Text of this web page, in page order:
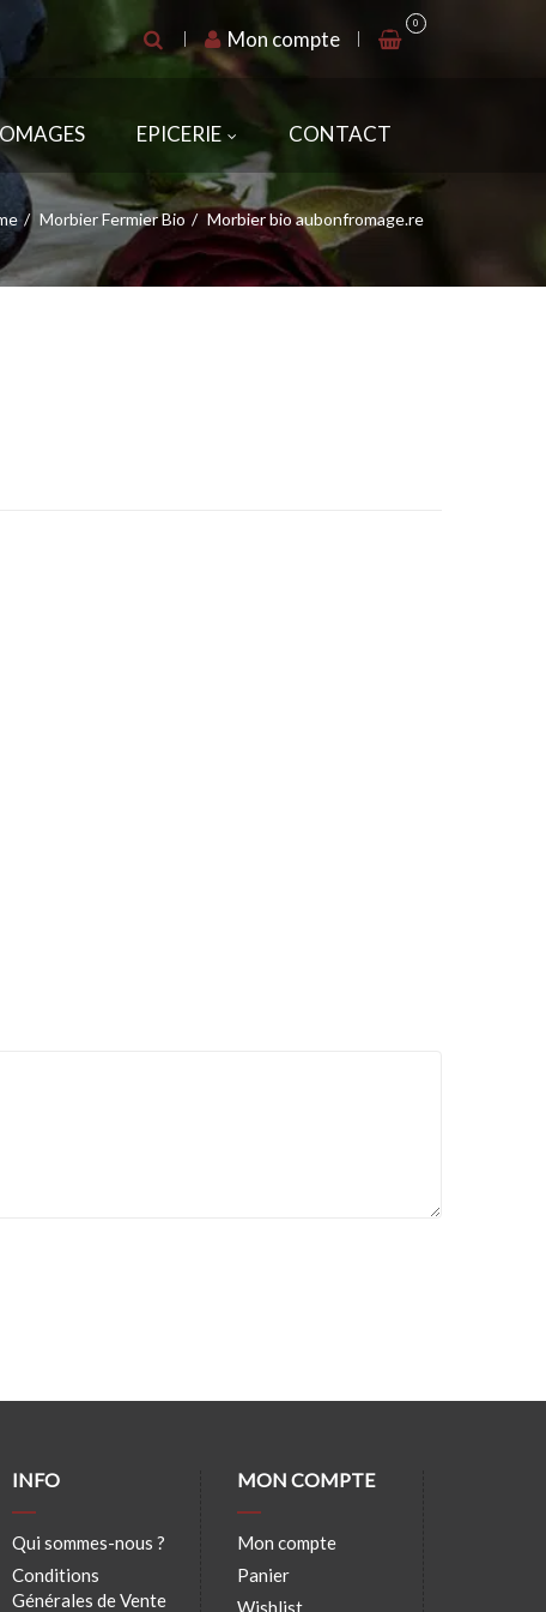
0
Mon compte
EPICERIE CONTACT
Morbier Fermier Bio Morbier bio aubonfromage.re
INFO
Qui sommes-nous ?
Conditions
Générales de Vente
MON COMPTE
Mon compte
Panier
Wishlist